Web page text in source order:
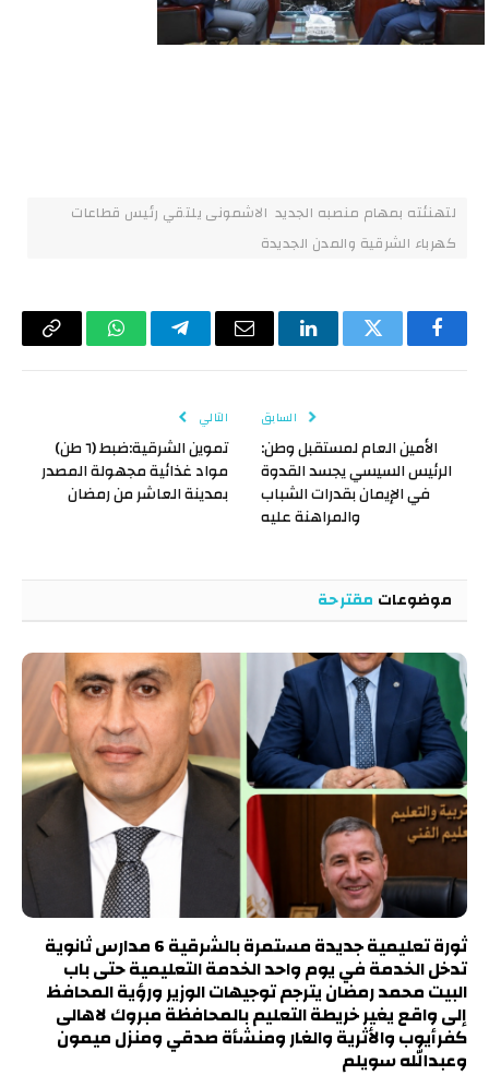
لتهنئته بمهام منصبه الجديد الاشمونى يلتقي رئيس قطاعات
كهرباء الشرقية والمدن الجديدة
فيسبوكتويتر لينكدإن البريد
تيلقرام واتسابCopy
السابق
الأمين العام لمستقبل وطن:
الرئيس السيسي يجسد القدوة
في الإيمان بقدرات الشباب
والمراهنة عليه
التالي
تموين الشرقية:ضبط (٦ طن)
مواد غذائية مجهولة المصدر
بمدينة العاشر من رمضان
موضوعات مقترحة
ثورة تعليمية جديدة مستمرة بالشرقية 6 مدارس ثانوية
تدخل الخدمة في يوم واحد الخدمة التعليمية حتى باب
البيت محمد رمضان يترجم توجيهات الوزير ورؤية المحافظ
إلى واقع يغير خريطة التعليم بالمحافظة مبروك لاهالى
كفرأيوب والأثرية والغار ومنشأة صدقي ومنزل ميمون
وعبدالله سويلم